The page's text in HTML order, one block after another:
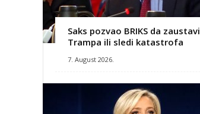
Saks pozvao BRIKS da zaustavi
Trampa ili sledi katastrofa
7. August 2026.